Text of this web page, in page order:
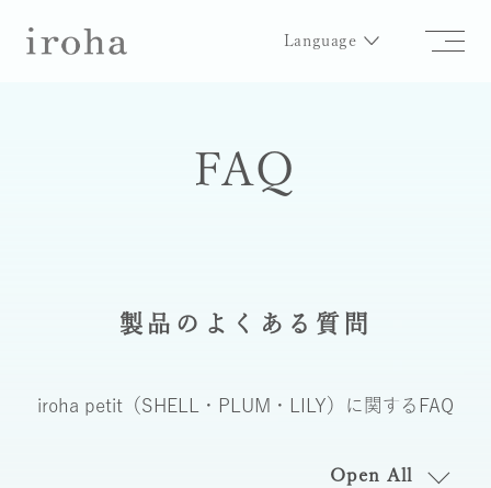
Language
FAQ
製品のよくある質問
iroha petit（SHELL・PLUM・LILY） に関するFAQ
Open All